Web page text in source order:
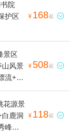
院
护区
¥ 168起 
景区
山风景
流+上
谷帘
峰+东
¥ 508起 
花源景
鹿洞
峰景
¥ 118起 